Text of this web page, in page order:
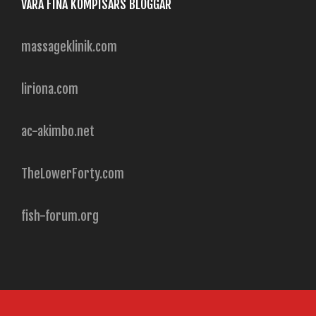
VÅRA FINA KOMPISARS BLOGGAR
massageklinik.com
liriona.com
ac-akimbo.net
TheLowerForty.com
fish-forum.org